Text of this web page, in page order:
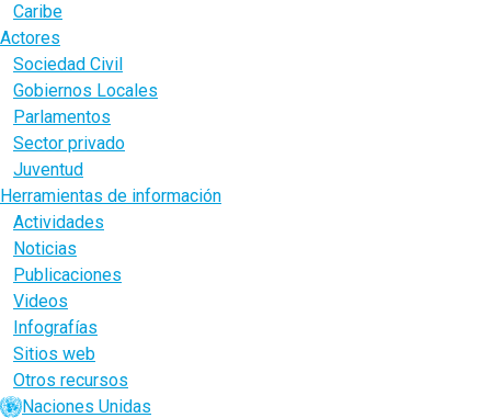
Caribe
Actores
Sociedad Civil
Gobiernos Locales
Parlamentos
Sector privado
Juventud
Herramientas de información
Actividades
Noticias
Publicaciones
Videos
Infografías
Sitios web
Otros recursos
Naciones Unidas